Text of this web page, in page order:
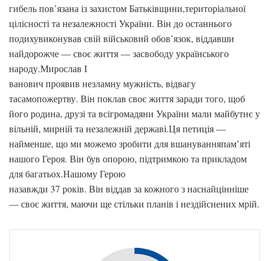
гибель пов’язана із захистом Батьківщини,територіальної
цілісності та незалежності України. Він до останнього
подихувиконував свій військовий обов’язок, віддавши
найдорожче — своє життя — засвободу українського
народу.Мирослав І
ванович проявив незламну мужність, відвагу
тасамопожертву. Він поклав своє життя заради того, щоб
його родина, друзі та всігромадяни України мали майбутнє у
вільній, мирній та незалежній державі.Ця петиція —
найменше, що ми можемо зробити для вшануванняпам’яті
нашого Героя. Він був опорою, підтримкою та прикладом
для багатьох.Нашому Герою
назавжди 37 років. Він віддав за кожного з наснайцінніше
— своє життя, маючи ще стільки планів і нездійснених мрій.